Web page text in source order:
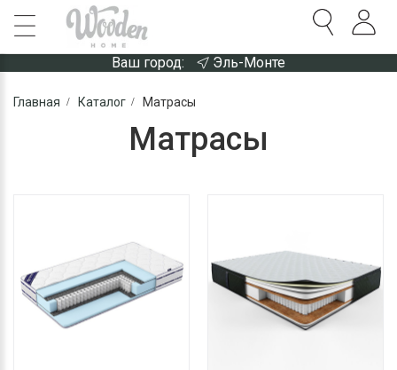
Ваш город: Эль-Монте
Главная Каталог Матрасы
Матрасы